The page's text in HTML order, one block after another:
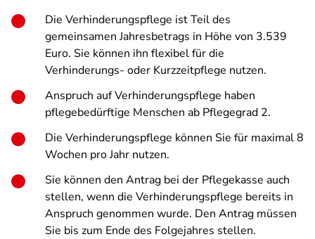
Die Verhinderungspflege ist Teil des
gemeinsamen Jahresbetrags in Höhe von 3.539
Euro. Sie können ihn flexibel für die
Verhinderungs- oder Kurzzeitpflege nutzen.
Anspruch auf Verhinderungspflege haben
pflegebedürftige Menschen ab Pflegegrad 2.
Die Verhinderungspflege können Sie für maximal 8
Wochen pro Jahr nutzen.
Sie können den Antrag bei der Pflegekasse auch
stellen, wenn die Verhinderungspflege bereits in
Anspruch genommen wurde. Den Antrag müssen
Sie bis zum Ende des Folgejahres stellen.